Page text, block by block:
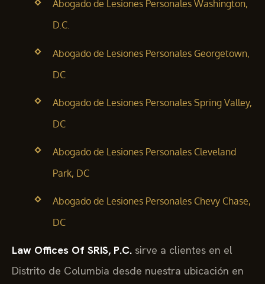
Abogado de Lesiones Personales Washington,
D.C.
Abogado de Lesiones Personales Georgetown,
DC
Abogado de Lesiones Personales Spring Valley,
DC
Abogado de Lesiones Personales Cleveland
Park, DC
Abogado de Lesiones Personales Chevy Chase,
DC
Law Offices Of SRIS, P.C. sirve a clientes en el
Distrito de Columbia desde nuestra ubicación en